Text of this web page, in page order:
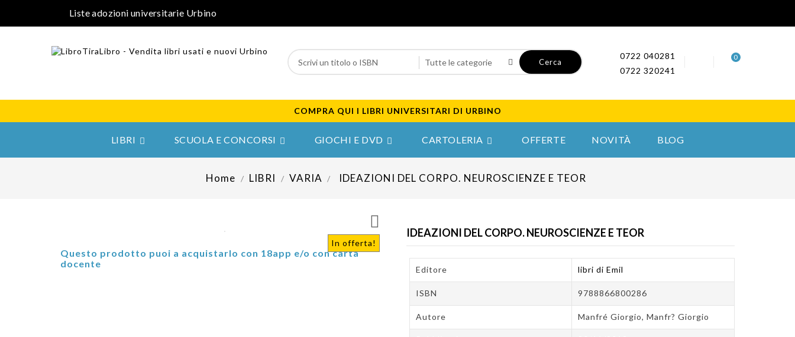
Liste adozioni universitarie Urbino
Cerca
0
0722 040281
0722 320241
COMPRA QUI I LIBRI UNIVERSITARI DI URBINO

LIBRI 
SCUOLA E CONCORSI 
GIOCHI E DVD 
CARTOLERIA OFFERTE NOVITÀ BLOG
Home LIBRI VARIA IDEAZIONI DEL CORPO. NEUROSCIENZE E TEOR
In offerta!

Questo prodotto puoi a acquistarlo con 18app e/o con carta
docente
IDEAZIONI DEL CORPO. NEUROSCIENZE E TEOR
Editore libri di Emil
ISBN 9788866800286
Autore Manfré Giorgio, Manfr? Giorgio